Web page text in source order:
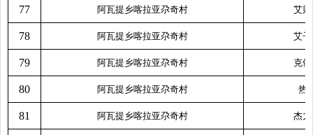
77 阿瓦提乡喀拉亚尕奇村 艾则
78 阿瓦提乡喀拉亚尕奇村 艾子
79 阿瓦提乡喀拉亚尕奇村 克依
80 阿瓦提乡喀拉亚尕奇村 热
81 阿瓦提乡喀拉亚尕奇村 杰力